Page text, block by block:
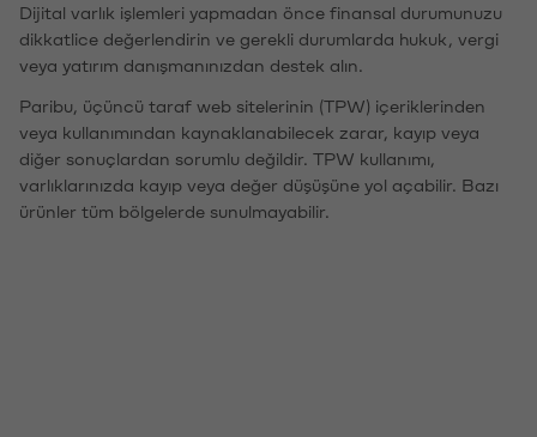
Dijital varlık işlemleri yapmadan önce finansal durumunuzu
dikkatlice değerlendirin ve gerekli durumlarda hukuk, vergi
veya yatırım danışmanınızdan destek alın.
Paribu, üçüncü taraf web sitelerinin (TPW) içeriklerinden
veya kullanımından kaynaklanabilecek zarar, kayıp veya
diğer sonuçlardan sorumlu değildir. TPW kullanımı,
varlıklarınızda kayıp veya değer düşüşüne yol açabilir. Bazı
ürünler tüm bölgelerde sunulmayabilir.